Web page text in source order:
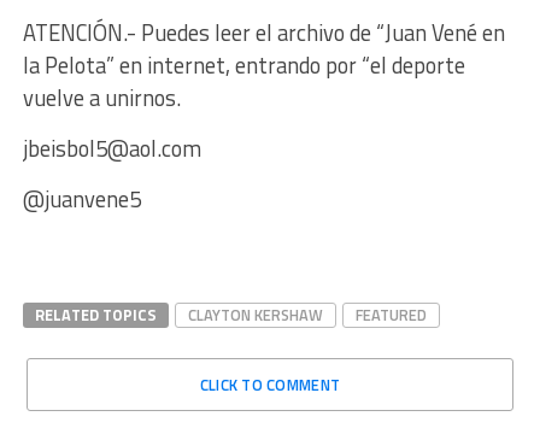
ATENCIÓN.- Puedes leer el archivo de “Juan Vené en
la Pelota” en internet, entrando por “el deporte
vuelve a unirnos.
jbeisbol5@aol.com
@juanvene5
RELATED TOPICS CLAYTON KERSHAW FEATURED
CLICK TO COMMENT